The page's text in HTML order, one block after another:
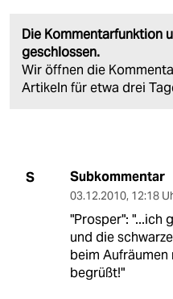
Die Kommentarfunktion
geschlossen.
Wir öffnen die
Artikeln für etwa drei
S Subkommentar
03.12.2010, 12:18
"Prosper": "...ich
und die
beim Aufräumen
begrüßt!"